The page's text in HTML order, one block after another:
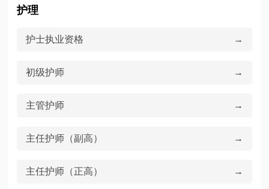
护理
→
护士执业资格
→
初级护师
→
主管护师
→
主任护师（副高）
→
主任护师（正高）